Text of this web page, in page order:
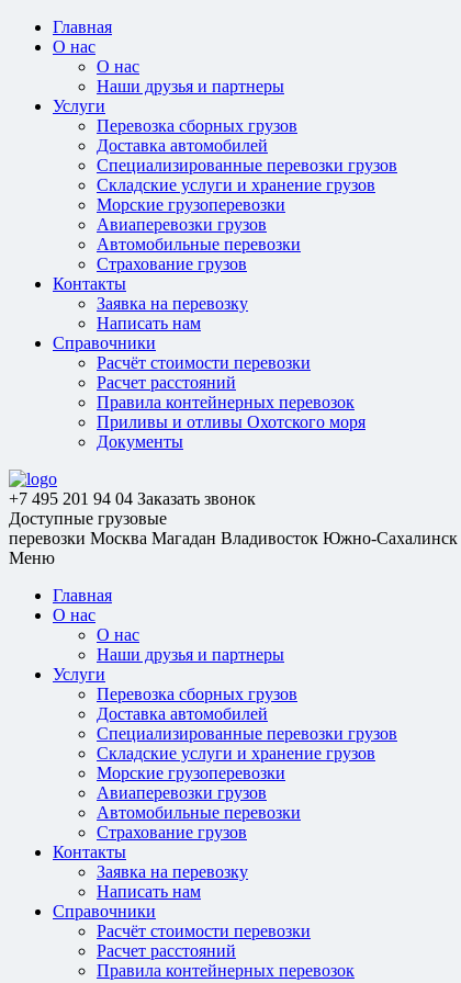
Главная
О нас
О нас
Наши друзья и партнеры
Услуги
Перевозка сборных грузов
Доставка автомобилей
Специализированные перевозки грузов
Складские услуги и хранение грузов
Морские грузоперевозки
Авиаперевозки грузов
Автомобильные перевозки
Страхование грузов
Контакты
Заявка на перевозку
Написать нам
Справочники
Расчёт стоимости перевозки
Расчет расстояний
Правила контейнерных перевозок
Приливы и отливы Охотского моря
Документы
+7 495 201 94 04 Заказать звонок
Доступные грузовые
перевозки Москва Магадан Владивосток Южно-Сахалинск
Меню
Главная
О нас
О нас
Наши друзья и партнеры
Услуги
Перевозка сборных грузов
Доставка автомобилей
Специализированные перевозки грузов
Складские услуги и хранение грузов
Морские грузоперевозки
Авиаперевозки грузов
Автомобильные перевозки
Страхование грузов
Контакты
Заявка на перевозку
Написать нам
Справочники
Расчёт стоимости перевозки
Расчет расстояний
Правила контейнерных перевозок